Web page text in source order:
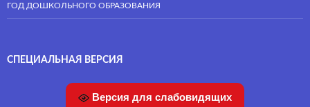
ГОД ДОШКОЛЬНОГО ОБРАЗОВАНИЯ
СПЕЦИАЛЬНАЯ ВЕРСИЯ
Версия для слабовидящих